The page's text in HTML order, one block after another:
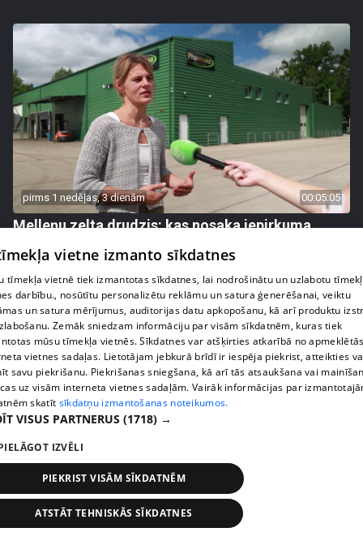
pirms 1 nedēļas, 3 dienām 00:05:05
Melleņu zelta drudzis: kas nosaka iepirkuma
409. epizode
pirms 1 nedēļas, 3 dienām
Ogas un sēnes šogad dārgākas, bet uzpirkšanas
punktos to krietni mazāk
409. epizode
vietne izmanto sīkdatnes
tīmekļa vietnē tiek izmantotas sīkdatnes, lai nodrošinātu un uzlabotu
darbību., nosūtītu personalizētu reklāmu un satura ģenerēšanai, veiktu
un satura mērījumus, auditorijas datu apkopošanu, kā arī produktu
Zemāk sniedzam informāciju par visām sīkdatnēm, kuras tiek
mūsu tīmekļa vietnēs. Sīkdatnes var atšķirties atkarībā no
vietnes sadaļas. Lietotājam jebkurā brīdī ir iespēja piekrist, atteikties
savu piekrišanu. Piekrišanas sniegšana, kā arī tās atsaukšana vai
uz visām interneta vietnes sadaļām. Vairāk informācijas par
skatīt sīkdatņu izmantošanas noteikumos.
VISUS PARTNERUS (1718) →
IZVĒLI
PIEKRIST VISĀM SĪKDATNĒM
ATSTĀT TEHNISKĀS SĪKDATNES